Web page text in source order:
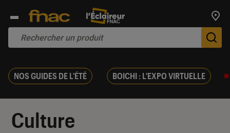
NOS GUIDES DE L'ÉTÉ BOICHI : L'EXPO VIRTUELLE
Culture